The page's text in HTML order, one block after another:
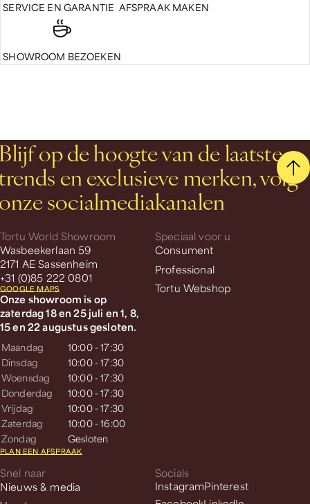
SERVICE EN GARANTIE AFSPRAAK MAKEN
SHOWROOM BEZOEKEN
op de hoogte van de laatste
en exclusieve merken, volg
socialmediakanalen
Tortu World Showroom
Wasbeekerlaan 59
2171 AE Sassenheim
+31 (0)85 222 0801
GOOGLE MAPS
Onze showroom is op
zaterdag 18 en 25 juli en 1, 8,
15 en 22 augustus gesloten.
Maandag
10:00 - 17:30
Dinsdag
10:00 - 17:30
Woensdag
10:00 - 17:30
Donderdag
10:00 - 17:30
Vrijdag
10:00 - 17:30
Zaterdag
10:00 - 16:00
Zondag
Gesloten
PLAN EEN AFSPRAAK
Speciaal voor u
Consument
Professional
Tortu Webshop
Snel naar
Nieuws & media
Socials
InstagramPinterest